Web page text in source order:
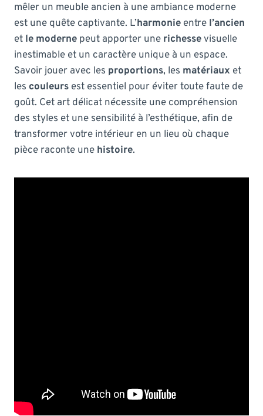
mêler un meuble ancien à une ambiance moderne
est une quête captivante. L’harmonie entre l’ancien
et le moderne peut apporter une richessevisuelle
inestimable et un caractère unique à un espace.
Savoir jouer avec les proportions, les matériaux et
les couleurs est essentiel pour éviter toute faute de
goût. Cet art délicat nécessite une compréhension
des styles et une sensibilité à l’esthétique, afin de
transformer votre intérieur en un lieu où chaque
pièce raconte une histoire.